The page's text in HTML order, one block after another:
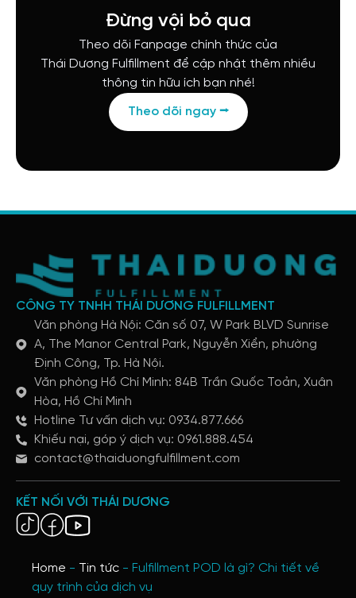
Đừng vội bỏ qua
Theo dõi Fanpage chính thức của
Thái Dương Fulfillment để cập nhật thêm nhiều
thông tin hữu ích bạn nhé!
Theo dõi ngay ⭢
CÔNG TY TNHH THÁI DƯƠNG FULFILLMENT
Văn phòng Hà Nội: Căn số 07, W Park BLVD Sunrise
A, The Manor Central Park, Nguyễn Xiển, phường
Định Công, Tp. Hà Nội.
Văn phòng Hồ Chí Minh: 84B Trần Quốc Toản, Xuân
Hòa, Hồ Chí Minh
Hotline Tư vấn dịch vụ: 0934.877.666
Khiếu nại, góp ý dịch vụ: 0961.888.454
contact@thaiduongfulfillment.com
KẾT NỐI VỚI THÁI DƯƠNG
Home - Tin tức - Fulfillment POD là gì? Chi tiết về
quy trình của dịch vụ